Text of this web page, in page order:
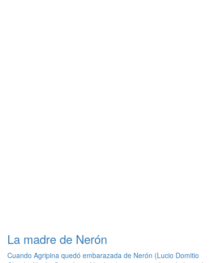
La madre de Nerón
Cuando Agripina quedó embarazada de Nerón (Lucio Domitio